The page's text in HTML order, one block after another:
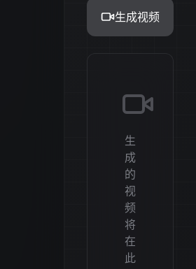
生成视频
生
成
的
视
频
将
在
此